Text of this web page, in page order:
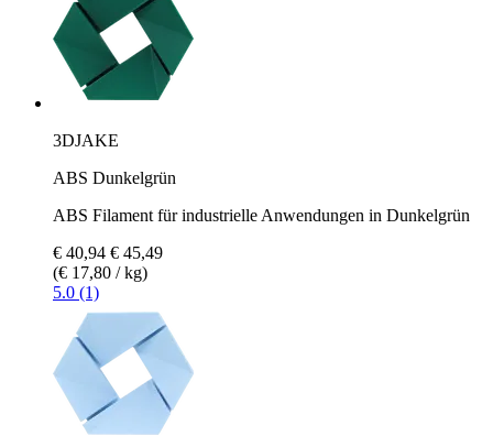
3DJAKE
ABS Dunkelgrün
ABS Filament für industrielle Anwendungen in Dunkelgrün
€ 40,94 € 45,49
(€ 17,80 / kg)
5.0 (1)